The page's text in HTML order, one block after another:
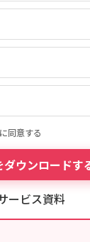
に同意する
ービス資料